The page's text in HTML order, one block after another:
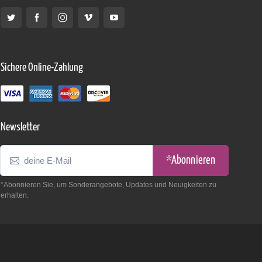
Sichere Online-Zahlung
Newsletter
*Abonnieren
*Abonnieren Sie, um Sonderangebote, Updates und Neuigkeiten zu
erhalten.